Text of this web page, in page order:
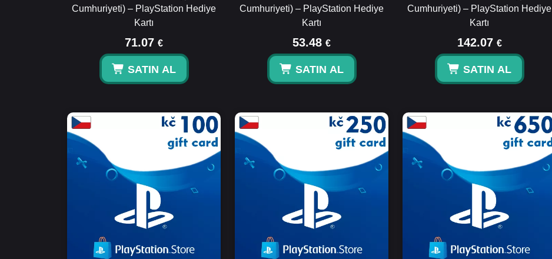
Cumhuriyeti) – PlayStation Hediye
Kartı
71.07 €
SATIN AL
Cumhuriyeti) – PlayStation Hediye
Kartı
53.48 €
SATIN AL
Cumhuriyeti) – PlayStation Hediye
Kartı
142.07 €
SATIN AL